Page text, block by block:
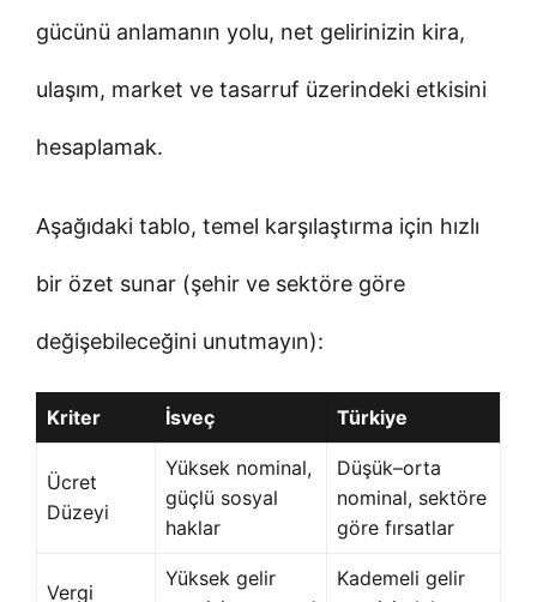
gücünü anlamanın yolu, net gelirinizin kira,
ulaşım, market ve tasarruf üzerindeki etkisini
hesaplamak.
Aşağıdaki tablo, temel karşılaştırma için hızlı
bir özet sunar (şehir ve sektöre göre
değişebileceğini unutmayın):
Kriter İsveç Türkiye
Ücret
Düzeyi
Yüksek nominal,
güçlü sosyal
haklar
Düşük–orta
nominal, sektöre
göre fırsatlar
Vergi
Yüksek gelir
Kademeli gelir